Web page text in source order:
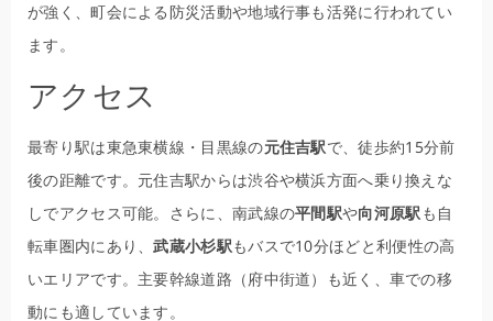
が強く、町会による防災活動や地域行事も活発に行われてい
ます。
アクセス
最寄り駅は東急東横線・目黒線の元住吉駅で、徒歩約15分前
後の距離です。元住吉駅からは渋谷や横浜方面へ乗り換えな
しでアクセス可能。さらに、南武線の平間駅や向河原駅も自
転車圏内にあり、武蔵小杉駅もバスで10分ほどと利便性の高
いエリアです。主要幹線道路（府中街道）も近く、車での移
動にも適しています。